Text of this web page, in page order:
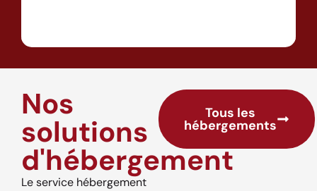
Nos
solutions
d'hébergement
Le service hébergement
Tous les
hébergements